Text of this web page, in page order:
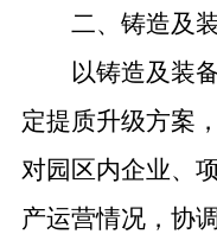
二、铸造及
以铸造及装
定提质升级方案
对园区内企业、
产运营情况，协